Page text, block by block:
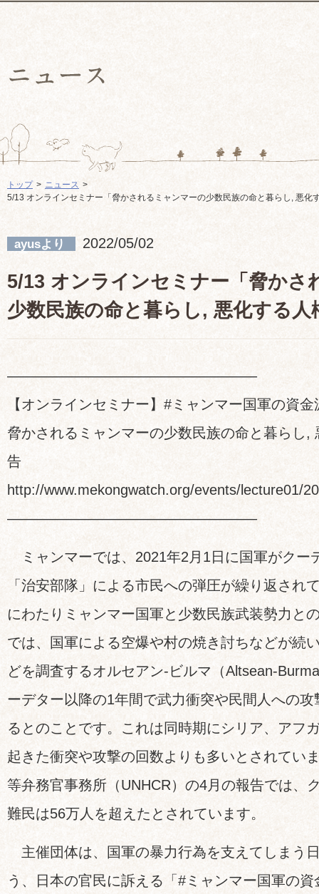
トップ
ニュース
5/13 オンラインセミナー「脅かされるミャンマーの少数民族の命と暮らし, 悪化
ayusより 2022/05/02
5/13 オンラインセミナー「脅かさ
少数民族の命と暮らし, 悪化する人
—————————————————–
【オンラインセミナー】#ミャンマー国軍の資
脅かされるミャンマーの少数民族の命と暮らし,
告
http://www.mekongwatch.org/events/lecture01/
—————————————————–
ミャンマーでは、2021年2月1日に国軍がクー
「治安部隊」による市民への弾圧が繰り返され
にわたりミャンマー国軍と少数民族武装勢力と
では、国軍による空爆や村の焼き討ちなどが続
どを調査するオルセアン-ビルマ（Altsean-
ーデター以降の1年間で武力衝突や民間人への
るとのことです。これは同時期にシリア、アフ
起きた衝突や攻撃の回数よりも多いとされてい
等弁務官事務所（UNHCR）の4月の報告では、
難民は56万人を超えたとされています。
主催団体は、国軍の暴力行為を支えてしまう
う、日本の官民に訴える「#ミャンマー国軍の